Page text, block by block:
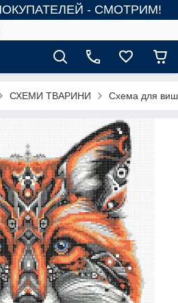
- СМОТРИМ!
СХЕМИ ТВАРИНИ Схема для